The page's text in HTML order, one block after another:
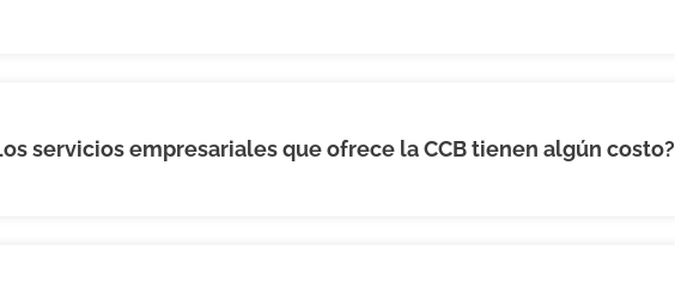
servicios empresariales que ofrece la CCB tienen algún costo?